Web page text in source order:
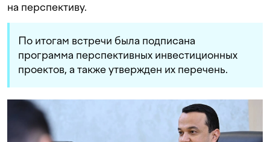
на перспективу.
По итогам встречи была подписана
программа перспективных инвестиционных
проектов, а также утвержден их перечень.